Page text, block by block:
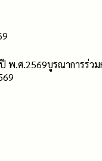
พ.ศ.2569บูรณาการร่วม